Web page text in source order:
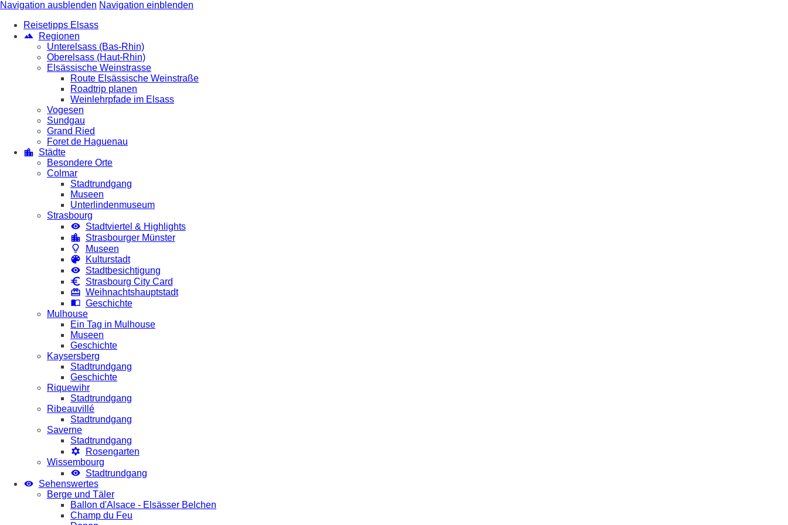
Navigation ausblenden Navigation einblenden
Reisetipps Elsass
Regionen
Unterelsass (Bas-Rhin)
Oberelsass (Haut-Rhin)
Elsässische Weinstrasse
Route Elsässische Weinstraße
Roadtrip planen
Weinlehrpfade im Elsass
Vogesen
Sundgau
Grand Ried
Foret de Haguenau
Städte
Besondere Orte
Colmar
Stadtrundgang
Museen
Unterlindenmuseum
Strasbourg
Stadtviertel & Highlights
Strasbourger Münster
Museen
Kulturstadt
Stadtbesichtigung
Strasbourg City Card
Weihnachtshauptstadt
Geschichte
Mulhouse
Ein Tag in Mulhouse
Museen
Geschichte
Kaysersberg
Stadtrundgang
Geschichte
Riquewihr
Stadtrundgang
Ribeauvillé
Stadtrundgang
Saverne
Stadtrundgang
Rosengarten
Wissembourg
Stadtrundgang
Sehenswertes
Berge und Täler
Ballon d'Alsace - Elsässer Belchen
Champ du Feu